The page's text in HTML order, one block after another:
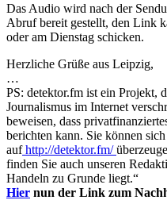
Das Audio wird nach der
Abruf bereit gestellt, den Link
oder am Dienstag schicken.
Herzliche Grüße aus Leipzig,
…
PS: detektor.fm ist ein Projekt,
Journalismus im Internet
beweisen, dass
berichten kann. Sie können
aufhttp://detektor.fm/
finden Sie auch unseren
Handeln zu Grunde liegt.“
Hier nun der Link zum